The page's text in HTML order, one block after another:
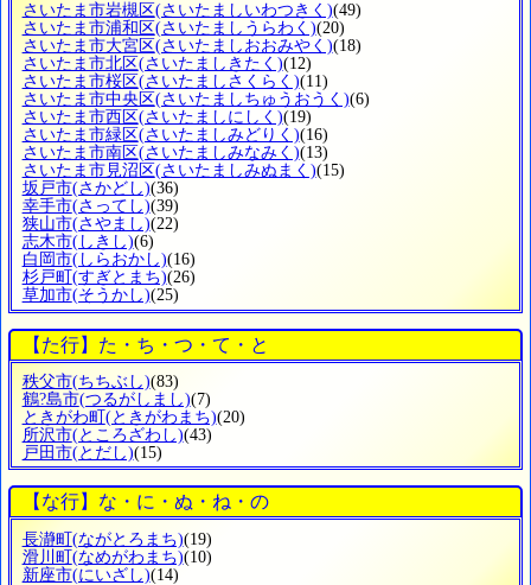
さいたま市岩槻区(さいたましいわつきく)(49)
さいたま市浦和区(さいたましうらわく)(20)
さいたま市大宮区(さいたましおおみやく)(18)
さいたま市北区(さいたましきたく)(12)
さいたま市桜区(さいたましさくらく)(11)
さいたま市中央区(さいたましちゅうおうく)(6)
さいたま市西区(さいたましにしく)(19)
さいたま市緑区(さいたましみどりく)(16)
さいたま市南区(さいたましみなみく)(13)
さいたま市見沼区(さいたましみぬまく)(15)
坂戸市(さかどし)(36)
幸手市(さってし)(39)
狭山市(さやまし)(22)
志木市(しきし)(6)
白岡市(しらおかし)(16)
杉戸町 (すぎとまち)(26)
草加市(そうかし)(25)
【た行】た・ち・つ・て・と
秩父市(ちちぶし)(83)
鶴?島市(つるがしまし)(7)
ときがわ町 (ときがわまち)(20)
所沢市(ところざわし)(43)
戸田市(とだし)(15)
【な行】な・に・ぬ・ね・の
長瀞町 (ながとろまち)(19)
滑川町 (なめがわまち)(10)
新座市(にいざし)(14)